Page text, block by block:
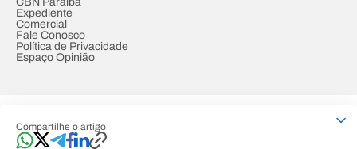
Compartilhe o artigo
Expediente
Comercial
Fale Conosco
Política de Privacidade
Espaço Opinião
Developed by Designed by